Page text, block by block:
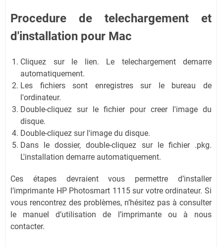
Procedure de telechargement et
d'installation pour Mac
Cliquez sur le lien. Le telechargement demarre
automatiquement.
Les fichiers sont enregistres sur le bureau de
l'ordinateur.
Double-cliquez sur le fichier pour creer l'image du
disque.
Double-cliquez sur l'image du disque.
Dans le dossier, double-cliquez sur le fichier .pkg.
L'installation demarre automatiquement.
Ces étapes devraient vous permettre d’installer
l’imprimante HP Photosmart 1115 sur votre ordinateur. Si
vous rencontrez des problèmes, n’hésitez pas à consulter
le manuel d’utilisation de l’imprimante ou à nous
contacter.